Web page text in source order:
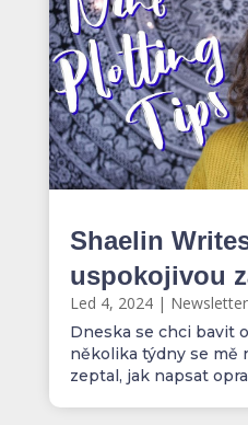
Shaelin
uspokojivou
Led 4, 2024| Newsletter
Dneska se chci bavit
několika týdny se mě
zeptal, jak napsat